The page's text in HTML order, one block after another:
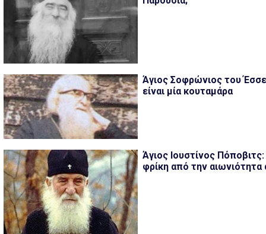
Άγιος Σοφρώνιος του
είναι μία κουταμάρα
Άγιος Ιουστίνος
φρίκη από την αιωνιότητα